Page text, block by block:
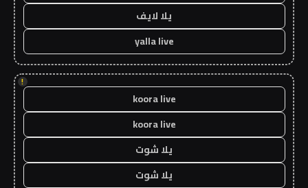
يلا لايف
yalla live
!
koora live
koora live
يلا شوت
يلا شوت